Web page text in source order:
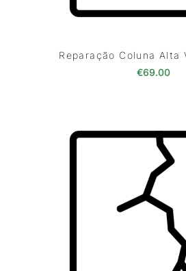
Reparação Coluna Alta
€69.00